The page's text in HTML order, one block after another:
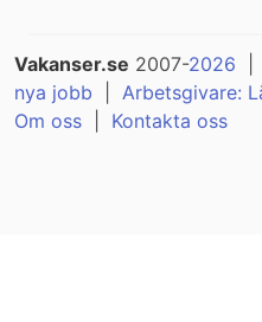
Vakanser.se 2007-2026
nya jobb
Arbetsgivare:
Om oss
Kontakta oss